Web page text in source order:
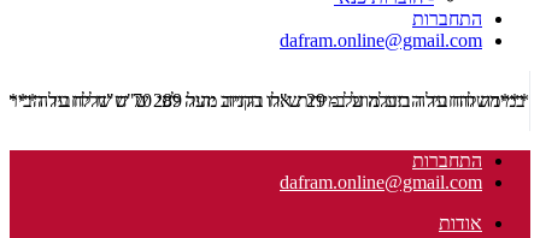
התחברות
dafram.online@gmail.com
***משלוח עד הבית מוזל ב- 29 ש"ח בקניה מעל 289 ש"ח שליח עד הבית ***
התחברות
dafram.online@gmail.com
אודות